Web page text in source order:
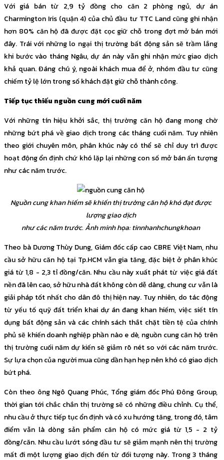
Với giá bán từ 2,9 tỷ đồng cho căn 2 phòng ngủ, dự án
Charmington Iris (quận 4) của chủ đầu tư TTC Land cũng ghi nhận
hơn 80% căn hộ đã được đặt cọc giữ chỗ trong đợt mở bán mới
đây. Trái với những lo ngại thị trường bất động sản sẽ trầm lắng
khi bước vào tháng Ngâu, dự án này vẫn ghi nhận mức giao dịch
khả quan. Đáng chú ý, ngoài khách mua để ở, nhóm đầu tư cũng
chiếm tỷ lệ lớn trong số khách đặt giữ chỗ thành công.
Tiếp tục thiếu nguồn cung mới cuối năm
Với những tín hiệu khởi sắc, thị trường căn hộ đang mong chờ
những bứt phá về giao dịch trong các tháng cuối năm. Tuy nhiên
theo giới chuyên môn, phân khúc này có thể sẽ chỉ duy trì được
hoạt động ổn định chứ khó lặp lại những con số mở bán ấn tượng
như các năm trước.
Nguồn cung khan hiếm sẽ khiến thị trường căn hộ khó đạt được
lượng giao dịch
như các năm trước. Ảnh minh họa: tinnhanhchungkhoan
Theo bà Dương Thùy Dung, Giám đốc cấp cao CBRE Việt Nam, nhu
cầu sở hữu căn hộ tại Tp.HCM vẫn gia tăng, đặc biệt ở phân khúc
giá từ 1,8 - 2,3 tỉ đồng/căn. Nhu cầu này xuất phát từ việc giá đất
nền đã lên cao, sở hữu nhà đất không còn dễ dàng, chung cư vẫn là
giải pháp tốt nhất cho dân đô thị hiện nay. Tuy nhiên, do tác động
từ yếu tố quỹ đất triển khai dự án đang khan hiếm, việc siết tín
dụng bất động sản và các chính sách thắt chặt tiền tệ của chính
phủ sẽ khiến doanh nghiệp phần nào e dè, nguồn cung căn hộ trên
thị trường cuối năm dự kiến sẽ giảm rõ nét so với các năm trước.
Sự lựa chọn của người mua cũng dần hạn hẹp nên khó có giao dịch
bứt phá.
Còn theo ông Ngô Quang Phúc, Tổng giám đốc Phú Đông Group,
thời gian tới chắc chắn thị trường sẽ có những điều chỉnh. Cụ thể,
nhu cầu ở thực tiếp tục ổn định và có xu hướng tăng, trong đó, tâm
điểm vẫn là dòng sản phẩm căn hộ có mức giá từ 1,5 - 2 tỷ
đồng/căn. Nhu cầu lướt sóng đầu tư sẽ giảm mạnh nên thị trường
mất đi một lượng giao dịch đến từ đối tượng này. Trong 3 tháng